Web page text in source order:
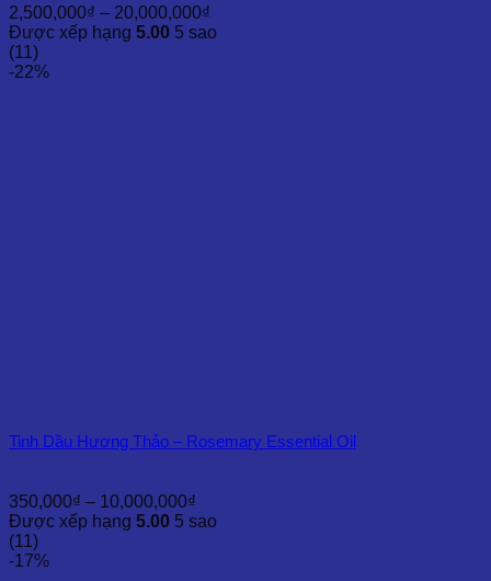
2,500,000₫ – 20,000,000₫
giá:
Được xếp hạng 5.00 5 sao
(11)
-22%
Tinh Dầu Hương Thảo – Rosemary Essential Oil
350,000₫ – 10,000,000₫
giá:
Được xếp hạng 5.00 5 sao
(11)
-17%